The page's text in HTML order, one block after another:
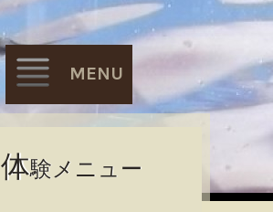
MENU
to
体験メニュー